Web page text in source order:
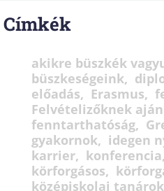
Címkék
akikre büszkék
büszkeségeink
előadás
Erasmus
Felvételizőknek
fenntarthatóság
gyakornok
idegen
karrier
konferencia
körforgásos
középiskolai